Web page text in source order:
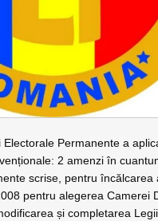
Electorale Permanente a
2 amenzi în
scrise, pentru încălcarea
pentru alegerea Camerei
și completarea